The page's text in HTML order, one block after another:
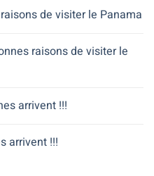
de visiter le Panama
raisons de visiter le
arrivent !!!
arrivent !!!